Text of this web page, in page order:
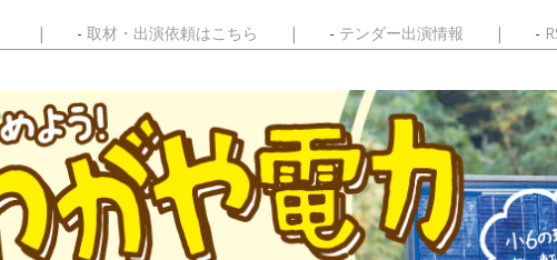
取材・出演依頼はこちら テンダー出演情報